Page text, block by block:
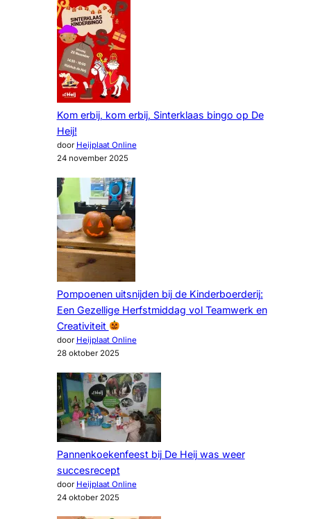
Kom erbij, kom erbij, Sinterklaas bingo op De
Heij!
door Heijplaat Online
24 november 2025
Pompoenen uitsnijden bij de Kinderboerderij:
Een Gezellige Herfstmiddag vol Teamwerk en
Creativiteit
door Heijplaat Online
28 oktober 2025
Pannenkoekenfeest bij De Heij was weer
succesrecept
door Heijplaat Online
24 oktober 2025